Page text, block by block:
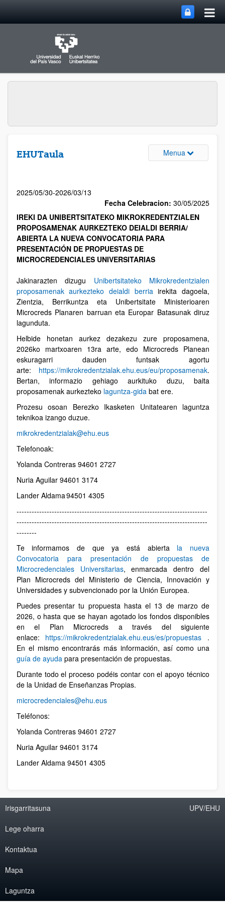
EHUTaula Menua
2025/05/30-2026/03/13
Fecha Celebracion: 30/05/2025
IREKI DA UNIBERTSITATEKO MIKROKREDENTZIALEN
PROPOSAMENAK AURKEZTEKO DEIALDI BERRIA/
ABIERTA LA NUEVA CONVOCATORIA PARA
PRESENTACIÓN DE PROPUESTAS DE
MICROCREDENCIALES UNIVERSITARIAS
Jakinarazten dizugu Unibertsitateko Mikrokredentzialen
proposamenak aurkezteko deialdi berriairekita dagoela,
Zientzia, Berrikuntza eta Unibertsitate Ministerioaren
Microcreds Planaren barruan eta Europar Batasunak diruz
lagunduta.
Helbide honetan aurkez dezakezu zure proposamena,
2026ko martxoaren 13ra arte, edo Microcreds Planean
eskuragarri dauden funtsak agortu
arte: https://mikrokredentzialak.ehu.eus/eu/proposamenak.
Bertan, informazio gehiago aurkituko duzu, baita
proposamenak aurkezteko laguntza-gidabat ere.
Prozesu osoan Berezko Ikasketen Unitatearen laguntza
teknikoa izango duzue.
mikrokredentzialak@ehu.eus
Telefonoak:
Yolanda Contreras 94601 2727
Nuria Aguilar 94601 3174
Lander Aldama 94501 4305
----------------------------------------------------------------------------
----------------------------------------------------------------------------
--------
Te informamos de que ya está abierta la nueva
Convocatoria para presentación de propuestas de
Microcredenciales Universitarias, enmarcada dentro del
Plan Microcreds del Ministerio de Ciencia, Innovación y
Universidades y subvencionado por la Unión Europea.
Puedes presentar tu propuesta hasta el 13 de marzo de
2026, o hasta que se hayan agotado los fondos disponibles
en el Plan Microcreds a través del siguiente
enlace: https://mikrokredentzialak.ehu.eus/es/propuestas .
En el mismo encontrarás más información, así como una
guía de ayudapara presentación de propuestas.
Durante todo el proceso podéis contar con el apoyo técnico
de la Unidad de Enseñanzas Propias.
microcredenciales@ehu.eus
Teléfonos:
Yolanda Contreras 94601 2727
Nuria Aguilar 94601 3174
Lander Aldama 94501 4305
Irisgarritasuna
Lege oharra
Kontaktua
Mapa
Laguntza
UPV/EHU